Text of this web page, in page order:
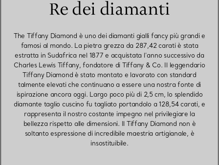
Re dei diamanti
The Tiffany Diamond è uno dei diamanti gialli fancy più grandi e
famosi al mondo. La pietra grezza da 287,42 carati è stata
estratta in Sudafrica nel 1877 e acquistata l’anno successivo da
Charles Lewis Tiffany, fondatore di Tiffany & Co. Il leggendario
Tiffany Diamond è stato montato e lavorato con standard
talmente elevati che continuano a essere una nostra fonte di
ispirazione ancora oggi. Largo poco più di 2,5 cm, lo splendido
diamante taglio cuscino fu tagliato portandolo a 128,54 carati, e
rappresenta il nostro costante impegno nel privilegiare la
bellezza rispetto alle dimensioni. Il Tiffany Diamond non è
soltanto espressione di incredibile maestria artigianale, è
insostituibile.